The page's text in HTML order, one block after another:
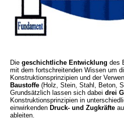
Die geschichtliche Entwicklung des
mit dem fortschreitenden Wissen um
Konstruktionsprinzipien und der
Baustoffe (Holz, Stein, Stahl, Beton,
Grundsätzlich lassen sich dabei drei
Konstruktionsprinzipien in
einwirkenden Druck- und Zugkräfte
ableiten.